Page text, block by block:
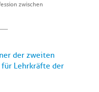
zwischen
der zweiten
Lehrkräfte der